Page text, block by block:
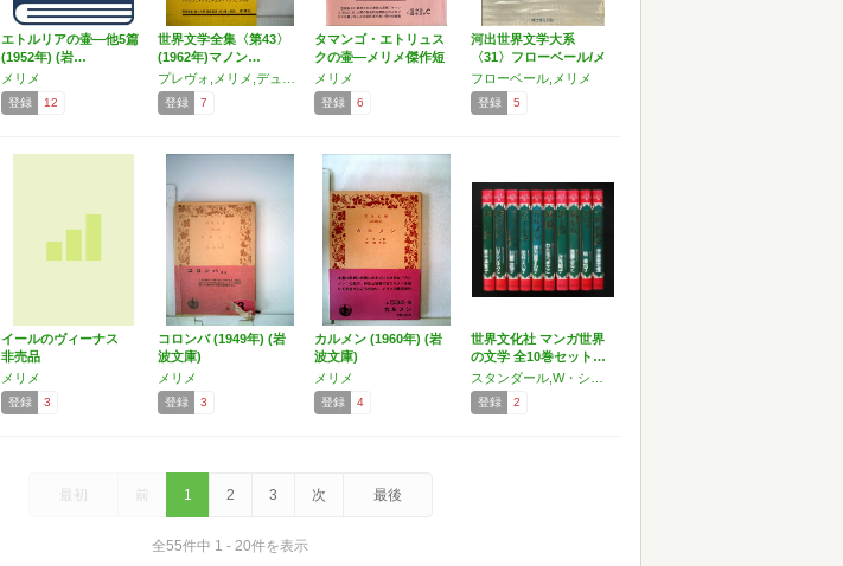
エトルリアの壷―他5篇
(1952年) (岩…
メリメ
登録 12
世界文学全集〈第43〉
(1962年)マノン…
登録 7
タマンゴ・エトリュス
クの壷―メリメ傑作短
編集…
メリメ
登録 6
河出世界文学大系
〈31〉フローベール/メ
リメ…
フローベール,メリメ
登録 5
イールのヴィーナス
非売品
メリメ
登録 3
コロンバ (1949年) (岩
波文庫)
メリメ
登録 3
カルメン (1960年) (岩
波文庫)
メリメ
登録 4
世界文化社 マンガ世界
の文学 全10巻セット…
登録 2
最初 前 1 2 3 次 最後
全55件中 1 - 20件を表示